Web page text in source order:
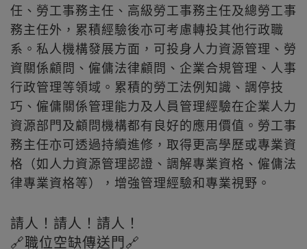
任、勞工事務主任、高級勞工事務主任及總勞工事
務主任外，累積經驗後亦可考慮轉投其他行政職
系。私人機構發展方面，可投身人力資源管理、勞
資關係顧問、僱傭法律顧問、企業合規管理、人事
行政管理等領域。累積的勞工法例知識、調停技
巧、僱傭關係管理能力及人員管理經驗在企業人力
資源部門及顧問機構都有良好的應用價值。勞工事
務主任亦可透過持續進修，取得更高學歷或專業資
格（如人力資源管理認證、調解專業資格、僱傭法
律專業資格等），增強管理經驗和專業視野。
請人！請人！請人！
🔗職位空缺傳送門🔗